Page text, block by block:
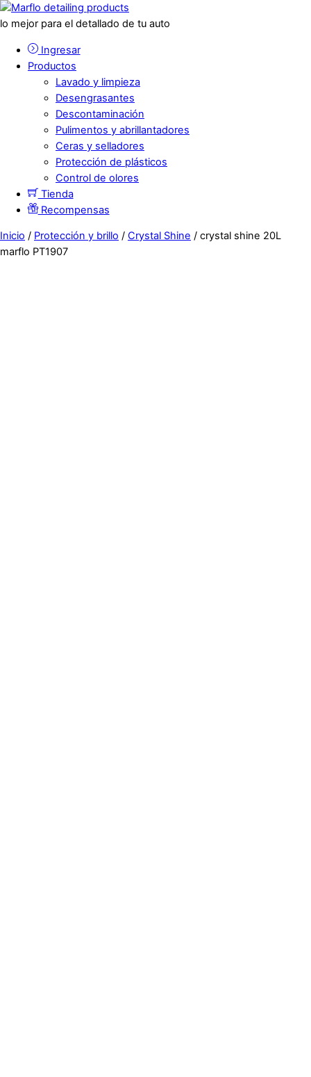
lo mejor para el detallado de tu auto
Ingresar
Productos
Lavado y limpieza
Desengrasantes
Descontaminación
Pulimentos y abrillantadores
Ceras y selladores
Protección de plásticos
Control de olores
Tienda
Recompensas
Inicio / Protección y brillo / Crystal Shine / crystal shine 20L
marflo PT1907